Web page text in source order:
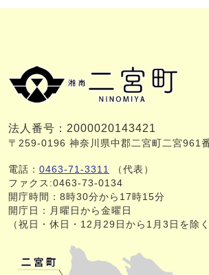
法人番号：2000020143421
〒259-0196 神奈川県中郡二宮町二宮961
電話： 0463-71-3311
（代表）
ファクス:0463-73-0134
開庁時間：8時30分から17時15分
開庁日：月曜日から金曜日
（祝日・休日・12月29日から1月3日を除く